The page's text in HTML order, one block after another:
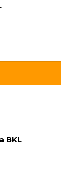
BKL